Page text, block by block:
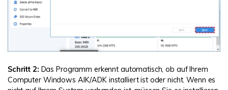
Schritt 2: Das Programm erkennt automatisch, ob auf Ihrem
Computer Windows AIK/ADK installiert ist oder nicht. Wenn es